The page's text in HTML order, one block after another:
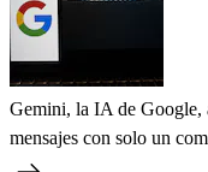
Gemini, la IA de Google,
mensajes con solo un